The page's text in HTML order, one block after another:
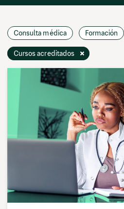
Consulta médica Formación
Cursos acreditados